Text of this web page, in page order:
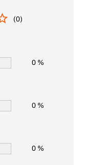
(0)
0 %
0 %
0 %